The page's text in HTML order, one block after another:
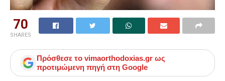
70
SHARES
Πρόσθεσε το vimaorthodoxias.gr ως
προτιμώμενη πηγή στη Google